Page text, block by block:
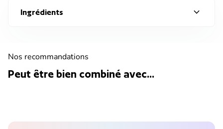
Ingrédients expand_more
Nos recommandations
Peut être bien combiné avec...